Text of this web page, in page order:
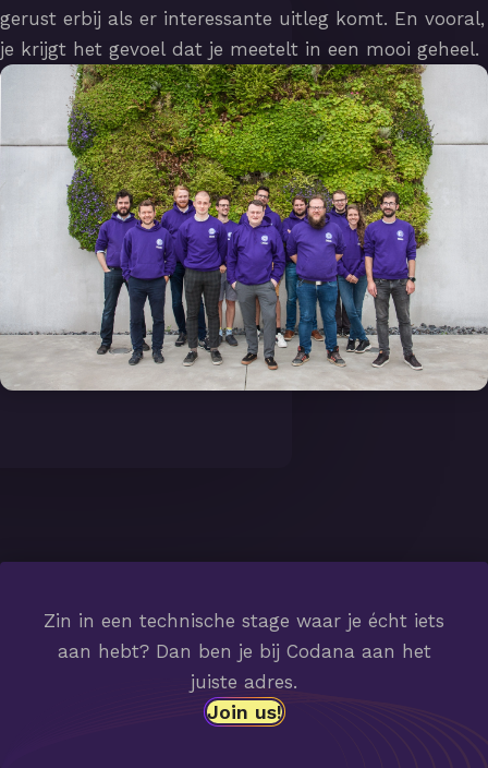
gerust erbij als er interessante uitleg komt. En vooral,
je krijgt het gevoel dat je meetelt in een mooi geheel.
Zin in een technische stage waar je écht iets
aan hebt? Dan ben je bij Codana aan het
juiste adres.
Join us!